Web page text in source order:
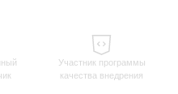
Участник программы
качества внедрения